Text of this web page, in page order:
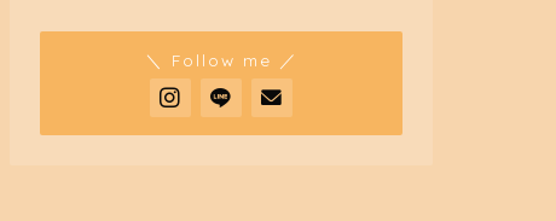
＼ Follow me ／